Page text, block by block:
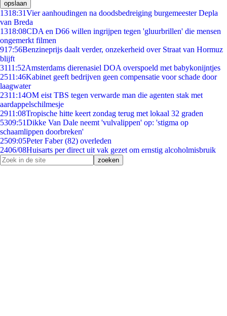
opslaan
1318:31Vier aanhoudingen na doodsbedreiging burgemeester Depla
van Breda
1318:08CDA en D66 willen ingrijpen tegen 'gluurbrillen' die mensen
ongemerkt filmen
917:56Benzineprijs daalt verder, onzekerheid over Straat van Hormuz
blijft
3111:52Amsterdams dierenasiel DOA overspoeld met babykonijntjes
2511:46Kabinet geeft bedrijven geen compensatie voor schade door
laagwater
2311:14OM eist TBS tegen verwarde man die agenten stak met
aardappelschilmesje
2911:08Tropische hitte keert zondag terug met lokaal 32 graden
5309:51Dikke Van Dale neemt 'vulvalippen' op: 'stigma op
schaamlippen doorbreken'
2509:05Peter Faber (82) overleden
2406/08Huisarts per direct uit vak gezet om ernstig alcoholmisbruik